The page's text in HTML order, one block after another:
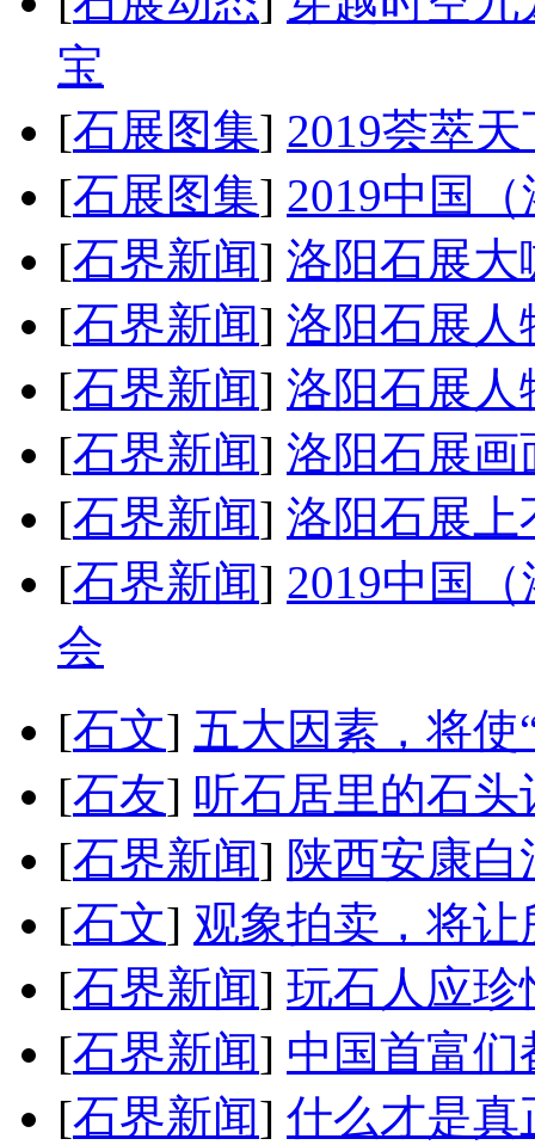
宝
[石展图集] 2019荟萃
[石展图集] 2019中国
[石界新闻] 洛阳石展大
[石界新闻] 洛阳石展
[石界新闻] 洛阳石展人
[石界新闻] 洛阳石展画
[石界新闻] 洛阳石展上
[石界新闻] 2019中国
会
[石文] 五大因素，将使
[石友] 听石居里的石
[石界新闻] 陕西安康
[石文] 观象拍卖，将让
[石界新闻] 玩石人应珍
[石界新闻] 中国首富
[石界新闻] 什么才是真